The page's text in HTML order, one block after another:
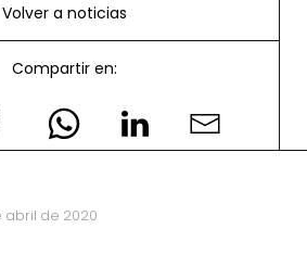
Volver a noticias
Compartir en:
abril de 2020